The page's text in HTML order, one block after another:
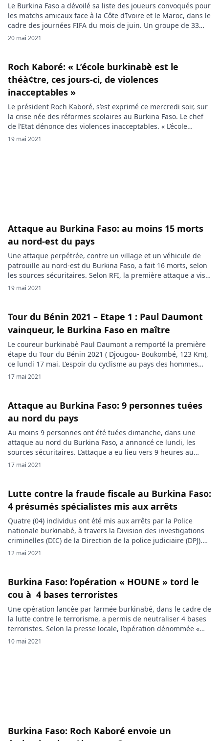
Le Burkina Faso a dévoilé sa liste des joueurs convoqués pour
les matchs amicaux face à la Côte d’Ivoire et le Maroc, dans le
cadre des journées FIFA du mois de juin. Un groupe de 33
joueurs avec de nouvelles têtes. Les Étalons ne vont pas
20 mai 2021
Roch Kaboré: « L’école burkinabè est le
théà¢tre, ces jours-ci, de violences
inacceptables »
Le président Roch Kaboré, s’est exprimé ce mercredi soir, sur
la crise née des réformes scolaires au Burkina Faso. Le chef
de l’Etat dénonce des violences inacceptables. « L’école
burkinabè est le théâtre, ces jours-ci, de violences
19 mai 2021
Attaque au Burkina Faso: au moins 15 morts
au nord-est du pays
Une attaque perpétrée, contre un village et un véhicule de
patrouille au nord-est du Burkina Faso, a fait 16 morts, selon
les sources sécuritaires. Selon RFI, la première attaque a visé,
dans la nuit de mardi à mercredi, le village d’Adjarara, dans
19 mai 2021
Tour du Bénin 2021 – Etape 1 : Paul Daumont
vainqueur, le Burkina Faso en maître
Le coureur burkinabè Paul Daumont a remporté la première
étape du Tour du Bénin 2021 ( Djougou- Boukombé, 123 Km),
ce lundi 17 mai. L’espoir du cyclisme au pays des hommes
intègres a gagné sans pression, puisqu’il a franchi, seul, la
17 mai 2021
Attaque au Burkina Faso: 9 personnes tuées
au nord du pays
Au moins 9 personnes ont été tuées dimanche, dans une
attaque au nord du Burkina Faso, a annoncé ce lundi, les
sources sécuritaires. L’attaque a eu lieu vers 9 heures au
moment où, les populations du village de Palsegué, dans la
17 mai 2021
Lutte contre la fraude fiscale au Burkina Faso:
4 présumés spécialistes mis aux arrêts
Quatre (04) individus ont été mis aux arrêts par la Police
nationale burkinabé, à travers la Division des investigations
criminelles (DIC) de la Direction de la police judiciaire (DPJ).
Ils sont spécialisés dans la fraude fiscale, le faux et usage de
12 mai 2021
Burkina Faso: l’opération « HOUNE » tord le
cou à 4 bases terroristes
Une opération lancée par l’armée burkinabé, dans le cadre de
la lutte contre le terrorisme, a permis de neutraliser 4 bases
terroristes. Selon la presse locale, l’opération dénommée «
HOUNE », (Dignité en Fulfulde) a été lancée le mercredi 5 mai
10 mai 2021
Burkina Faso: Roch Kaboré envoie un